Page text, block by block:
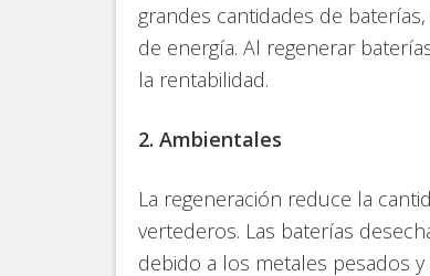
grandes cantidades de
de energía. Al regenerar
la rentabilidad.
2. Ambientales
La regeneración reduce la
vertederos. Las baterías
debido a los metales pesados